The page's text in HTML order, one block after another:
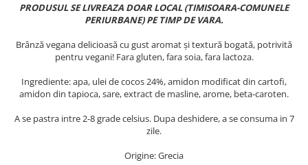
REMEDII NATURISTE
TOATE PRODUSELE
PRODUSUL SE LIVREAZA DOAR LOCAL (TIMISOARA-COMUNELE
PERIURBANE) PE TIMP DE VARA.
Brânză vegana delicioasă cu gust aromat și textură bogată, potrivită
pentru vegani! Fara gluten, fara soia, fara lactoza.
Ingrediente: apa, ulei de cocos 24%, amidon modificat din cartofi,
amidon din tapioca, sare, extract de masline, arome, beta-caroten.
A se pastra intre 2-8 grade celsius. Dupa deshidere, a se consuma in 7
zile.
Origine: Grecia